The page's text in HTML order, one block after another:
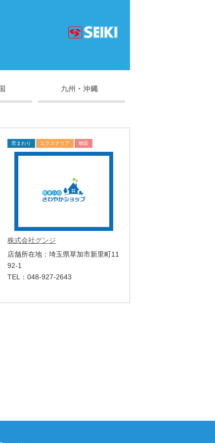
窓まわり エクステリア 物販
株式会社グンジ
店舗所在地：埼玉県草加市新里町11
92-1
TEL：048-927-2643